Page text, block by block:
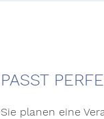
PASST
Sie planen eine